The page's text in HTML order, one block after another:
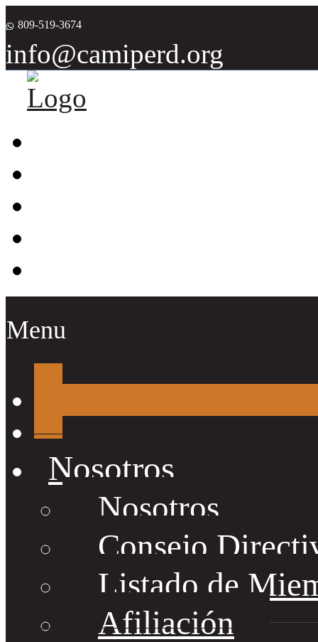
809-519-3674
info@camiperd.org
Menu
Nosotros
Nosotros
Consejo
Listado de
Afiliación